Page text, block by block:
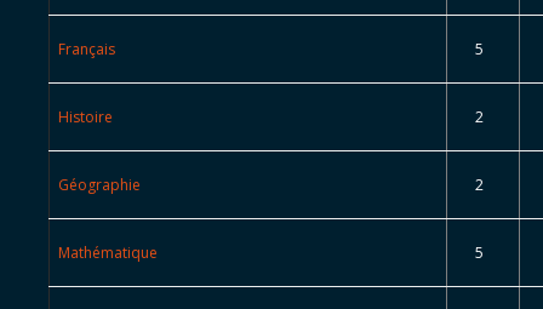
Français 5
Histoire 2
Géographie 2
Mathématique 5